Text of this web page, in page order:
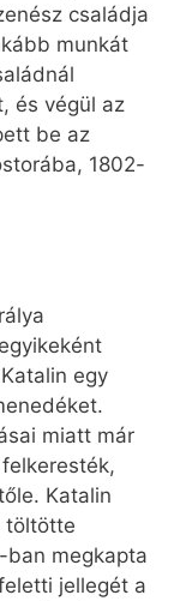
családja
munkát
és végül az
be az
1802-
egy
miatt már
Katalin
töltötte
ban megkapta
jellegét a